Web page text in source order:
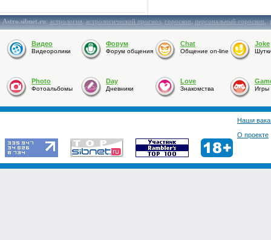
Astro.sibnet.ru:астрология,астрологический прогноз,гороскоп,персональный гороскоп,
Видео
Видеоролики
Форум
Форум общения
Chat
Общение on-line
Joke
Photo
Фотоальбомы
Day
Дневники
Love
Знакомства Игры
Наши
О проекте